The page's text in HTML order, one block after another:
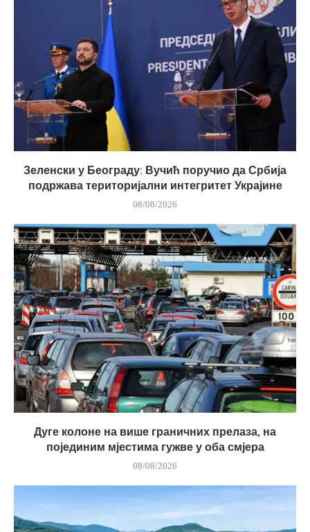
Зеленски у Београду: Вучић поручио да Србија
подржава територијални интегритет Украјине
08/08/2026
Дуге колоне на више граничних прелаза, на
појединим мјестима гужве у оба смјера
08/08/2026